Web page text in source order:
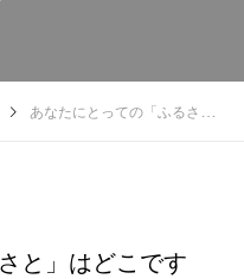
あなたにとっての「ふるさと」はどこですか？②
と」はどこです